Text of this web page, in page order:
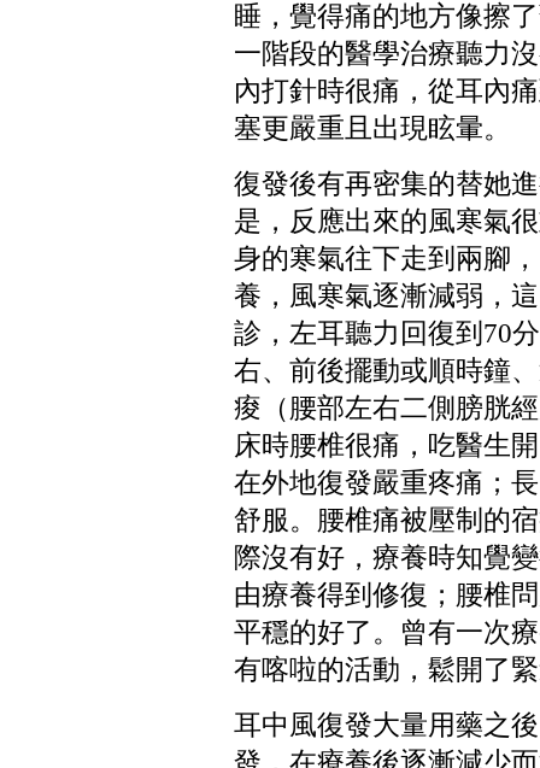
睡，覺得痛的地方像擦
一階段的醫學治療聽力
內打針時很痛，從耳內
塞更嚴重且出現眩暈。
復發後有再密集的替她
是，反應出來的風寒氣
身的寒氣往下走到兩腳
養，風寒氣逐漸減弱，
診，左耳聽力回復到 70
右、前後擺動或順時鐘
痠（腰部左右二側膀胱
床時腰椎很痛，吃醫生
在外地復發嚴重疼痛；
舒服。腰椎痛被壓制的
際沒有好，療養時知覺
由療養得到修復；腰椎
平穩的好了。曾有一次
有喀啦的活動，鬆開了
耳中風復發大量用藥之